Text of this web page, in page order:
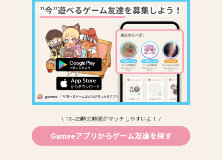
\ 19~23時の時間がマッチしやすいよ！ /
Gameeアプリからゲーム友達を探す